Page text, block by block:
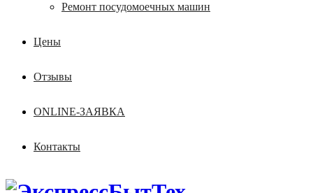
Ремонт посудомоечных машин
Цены
Отзывы
ONLINE-ЗАЯВКА
Контакты